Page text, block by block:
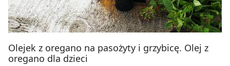
Olejek z oregano na pasożyty i grzybicę. Olej z
oregano dla dzieci